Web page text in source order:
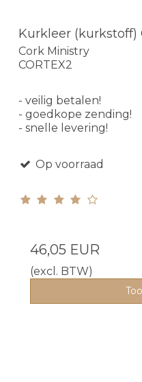
Kurkleer (kurkstoff)
Cork Ministry
CORTEX2
- veilig betalen!
- goedkope zending!
- snelle levering!
Op voorraad
46,05 EUR
(excl. BTW)